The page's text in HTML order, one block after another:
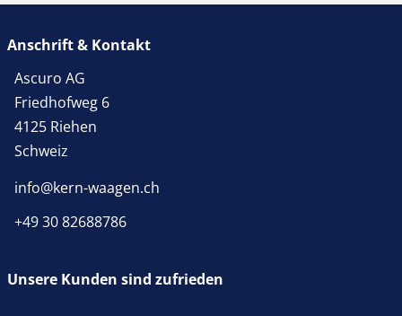
Anschrift & Kontakt
Ascuro AG
Friedhofweg 6
4125 Riehen
Schweiz
info@kern-waagen.ch
+49 30 82688786
Unsere Kunden sind zufrieden